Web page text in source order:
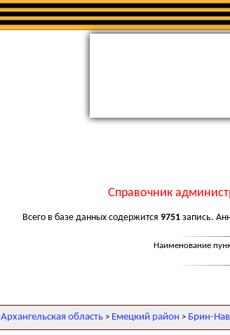
Справочник
Всего в базе данных содержится 9751 запись.
Наименование
Архангельская область > Емецкий район > Брин-